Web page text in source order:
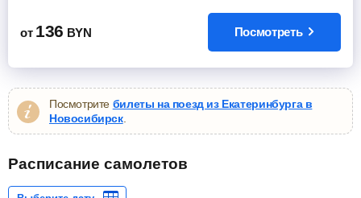
от 136 BYN Посмотреть
Посмотрите билеты на поезд из Екатеринбурга в
Новосибирск.
Расписание самолетов